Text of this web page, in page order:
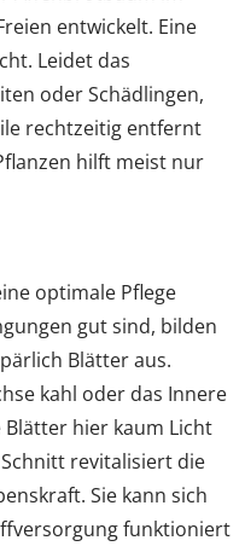
entwickelt. Eine
Leidet das
oder Schädlingen,
rechtzeitig entfernt
hilft meist nur
optimale Pflege
gut sind, bilden
Blätter aus.
kahl oder das Innere
hier kaum Licht
revitalisiert die
Sie kann sich
funktioniert